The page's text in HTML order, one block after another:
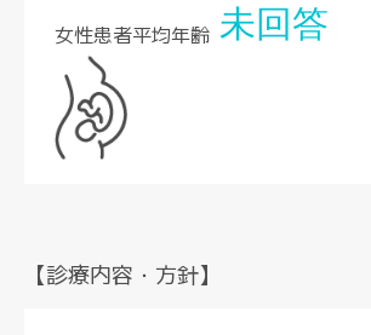
女性患者平均年齢 未回答
【診療内容・方針】